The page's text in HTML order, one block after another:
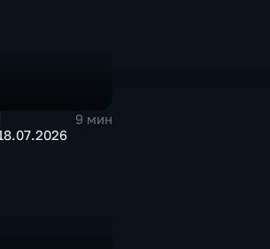
9 мин